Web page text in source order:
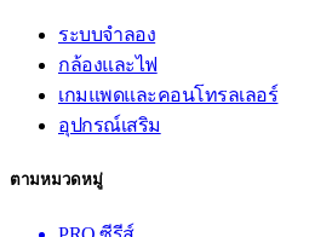
ระบบจำลอง
กล้องและไฟ
เกมแพดและคอนโทรลเลอร์
อุปกรณ์เสริม
ตามหมวดหมู่